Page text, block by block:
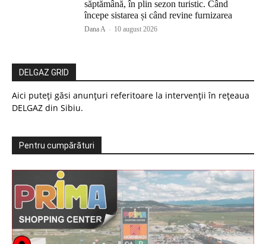
săptămână, în plin sezon turistic. Când
începe sistarea și când revine furnizarea
Dana A - 10 august 2026
DELGAZ GRID
Aici puteți găsi anunțuri referitoare la intervenții în rețeaua
DELGAZ din Sibiu.
Pentru cumpărături